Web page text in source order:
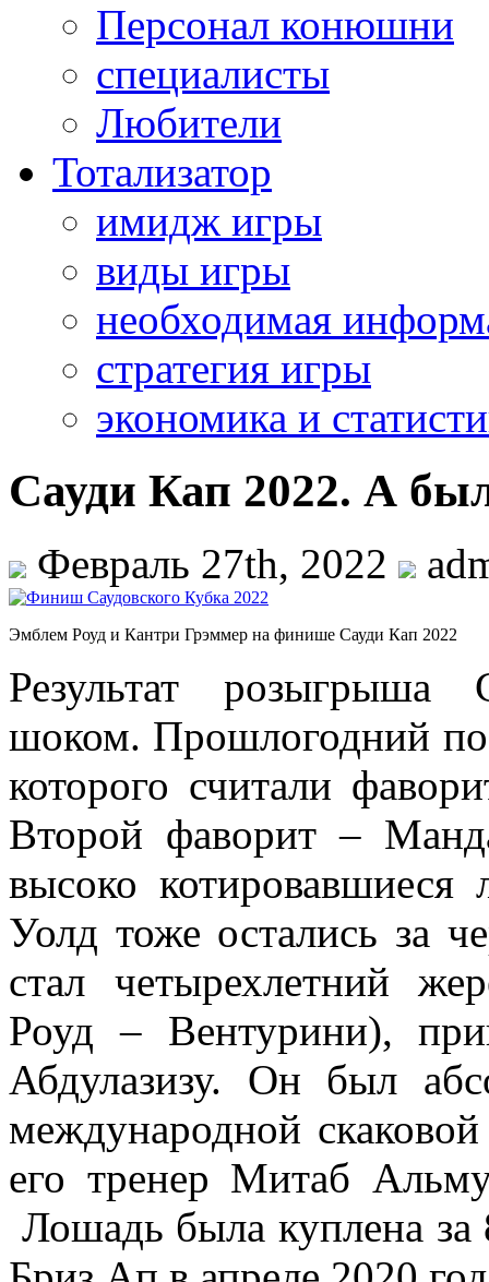
Персонал конюшни
специалисты
Любители
Тотализатор
имидж игры
виды игры
необходимая
стратегия игры
экономика и
Сауди Кап 2022. А
Февраль 27th, 2022
Эмблем Роуд и Кантри Грэммер на финише Сауди Кап 2022
Результат розыгрыша
шоком. Прошлогодний
которого считали
Второй фаворит –
высоко
Уолд тоже остались за
стал четырехлетний
Роуд – Вентурини),
Абдулазизу. Он был
международной
его тренер Митаб
Лошадь была куплена за